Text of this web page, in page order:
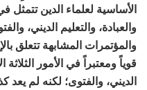
الأساسية لعلماء الدين تتمثل
والعبادة، والتعليم الديني،
والمؤتمرات المشابهة تتعلق
قوياً ومعتبراً في الأمور الثلاثة
الديني، والفتوى؛ لكنه لم يعد